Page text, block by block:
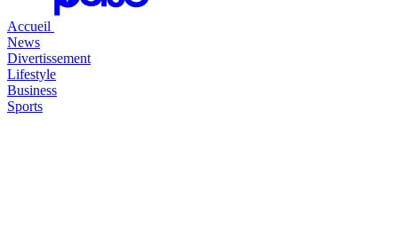
Accueil
News
Divertissement
Lifestyle
Business
Sports